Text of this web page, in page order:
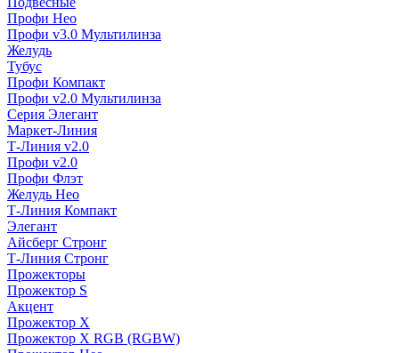
Профи Нео
Профи v3.0 Мультилинза
Желудь
Тубус
Профи Компакт
Профи v2.0 Мультилинза
Серия Элегант
Маркет-Линия
Т-Линия v2.0
Профи v2.0
Профи Флэт
Желудь Нео
Т-Линия Компакт
Элегант
Айсберг Стронг
Т-Линия Стронг
Прожекторы
Прожектор S
Акцент
Прожектор X
Прожектор Х RGB (RGBW)